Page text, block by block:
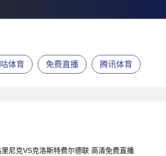
体育 免费直播 腾讯体育
尼克VS克洛斯特费尔德联 高清免费直播